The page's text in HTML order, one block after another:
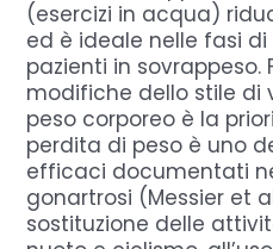
(esercizi in acqua)
ed è ideale nelle fasi
pazienti in sovrappeso.
modifiche dello stile di
peso corporeo è la
perdita di peso è uno
efficaci documentati
gonartrosi (Messier et
sostituzione delle